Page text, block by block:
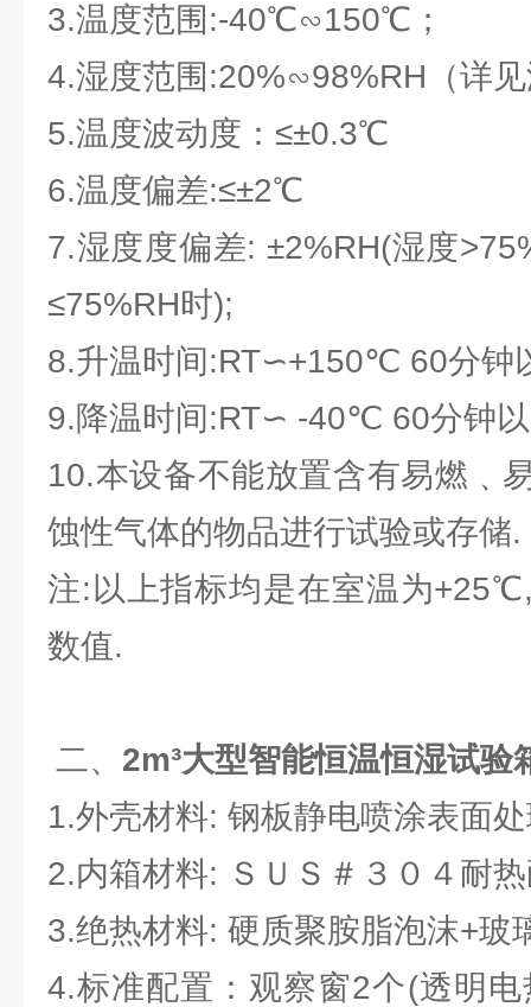
3.温度范围:-40℃∽150℃；
4.湿度范围:20%∽98%RH（详
5.温度波动度：≤±0.3℃
6.温度偏差:≤±2℃
7.湿度度偏差: ±2%RH(湿度
≤75%RH时);
8.升温时间:RT∽+150℃ 60分钟
9.降温时间:RT∽ -40℃ 60分钟
10.本设备不能放置含有易燃﹑
蚀性气体的物品进行试验或存储.
注:以上指标均是在室温为
数值.
二、 2m³大型智能恒温恒湿试验
1.外壳材料: 钢板静电喷涂表面
2.内箱材料: ＳＵＳ＃３０４耐
3.绝热材料: 硬质聚胺脂泡沫+玻
4.标准配置：观察窗2个(透明